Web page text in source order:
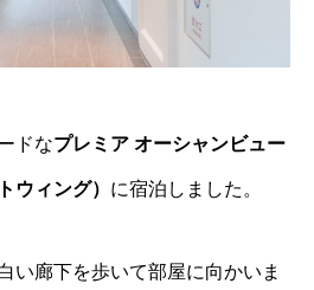
ドなプレミア オーシャンビュー
ウィング） に宿泊しました。
い廊下を歩いて部屋に向かいま